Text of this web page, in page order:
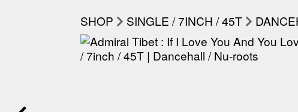
SHOP SINGLE / 7INCH / 45T